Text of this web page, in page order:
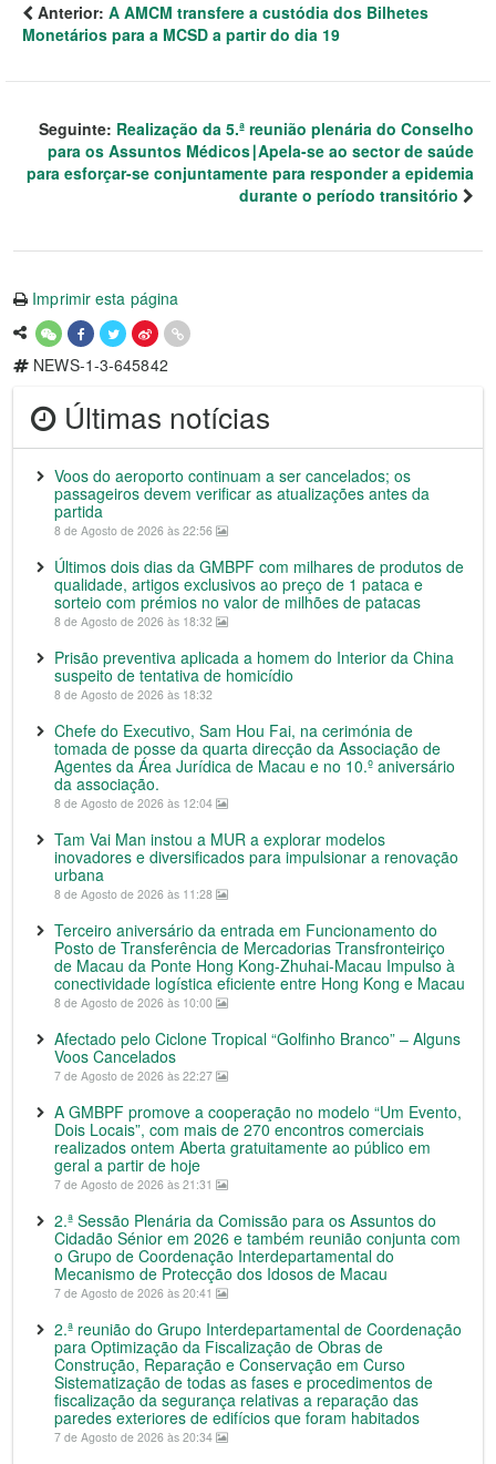
Anterior: A AMCM transfere a custódia dos Bilhetes
Monetários para a MCSD a partir do dia 19
Seguinte: Realização da 5.ª reunião plenária do Conselho
para os Assuntos Médicos∣Apela-se ao sector de saúde
para esforçar-se conjuntamente para responder a epidemia
durante o período transitório
Imprimir esta página
NEWS-1-3-645842
Últimas notícias
Voos do aeroporto continuam a ser cancelados; os
passageiros devem verificar as atualizações antes da
partida
8 de Agosto de 2026 às 22:56
Últimos dois dias da GMBPF com milhares de produtos de
qualidade, artigos exclusivos ao preço de 1 pataca e
sorteio com prémios no valor de milhões de patacas
8 de Agosto de 2026 às 18:32
Prisão preventiva aplicada a homem do Interior da China
suspeito de tentativa de homicídio
8 de Agosto de 2026 às 18:32
Chefe do Executivo, Sam Hou Fai, na cerimónia de
tomada de posse da quarta direcção da Associação de
Agentes da Área Jurídica de Macau e no 10.º aniversário
da associação.
8 de Agosto de 2026 às 12:04
Tam Vai Man instou a MUR a explorar modelos
inovadores e diversificados para impulsionar a renovação
urbana
8 de Agosto de 2026 às 11:28
Terceiro aniversário da entrada em Funcionamento do
Posto de Transferência de Mercadorias Transfronteiriço
de Macau da Ponte Hong Kong-Zhuhai-Macau Impulso à
conectividade logística eficiente entre Hong Kong e Macau
8 de Agosto de 2026 às 10:00
Afectado pelo Ciclone Tropical “Golfinho Branco” – Alguns
Voos Cancelados
7 de Agosto de 2026 às 22:27
A GMBPF promove a cooperação no modelo “Um Evento,
Dois Locais”, com mais de 270 encontros comerciais
realizados ontem Aberta gratuitamente ao público em
geral a partir de hoje
7 de Agosto de 2026 às 21:31
2.ª Sessão Plenária da Comissão para os Assuntos do
Cidadão Sénior em 2026 e também reunião conjunta com
o Grupo de Coordenação Interdepartamental do
Mecanismo de Protecção dos Idosos de Macau
7 de Agosto de 2026 às 20:41
2.ª reunião do Grupo Interdepartamental de Coordenação
para Optimização da Fiscalização de Obras de
Construção, Reparação e Conservação em Curso
Sistematização de todas as fases e procedimentos de
fiscalização da segurança relativas a reparação das
paredes exteriores de edifícios que foram habitados
7 de Agosto de 2026 às 20:34